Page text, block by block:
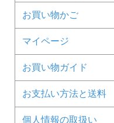
お買い物かご
マイページ
お買い物ガイド
お支払い方法と送料
個人情報の取扱い